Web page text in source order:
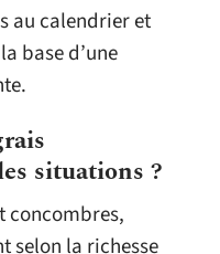
au calendrier et
base d’une
situations ?
concombres,
selon la richesse